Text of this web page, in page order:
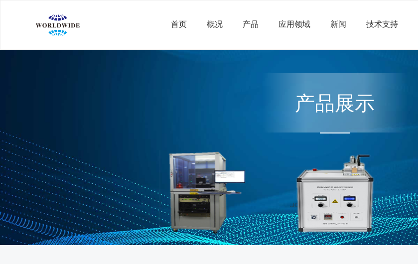
首页 概况 产品 应用领域 新闻 技术支持
产品展示